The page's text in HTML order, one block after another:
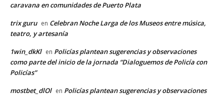
caravana en comunidades de Puerto Plata
trix guru en Celebran Noche Larga de los Museos entre música,
teatro, y artesanía
1win_dkKl en Policías plantean sugerencias y observaciones
como parte del inicio de la jornada “Dialoguemos de Policía con
Policías”
mostbet_dlOl en Policías plantean sugerencias y observaciones